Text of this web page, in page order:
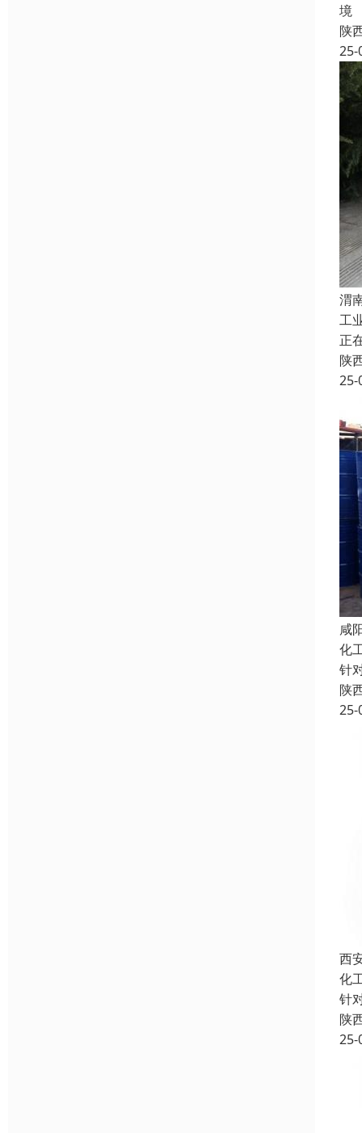
境
陕
25-
渭
工
正
陕
25-
咸
化
针
陕
25-
西
化
针
陕
25-